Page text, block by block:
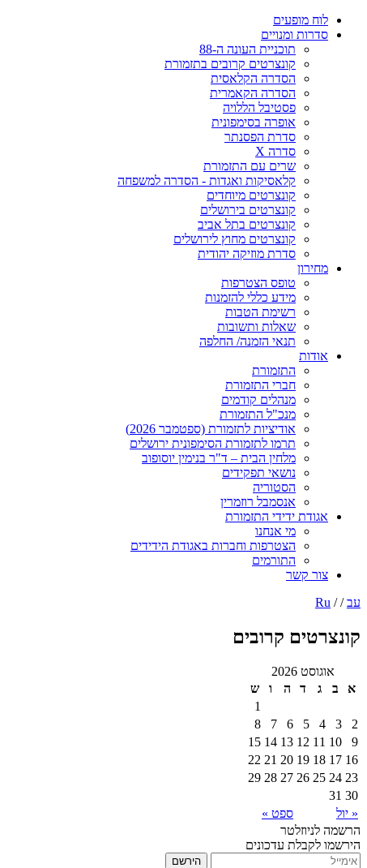
לוח מופעים
סדרות ומנויים
תוכניית העונה ה-88
קונצרטים קרובים בתזמורת
הסדרה הקלאסית
הסדרה הקאמרית
פסטיבל הללויה
אופרה בסימפונית
סדרת הפסנתר
סדרה X
שרים עם התזמורת
קלאסיקות ואגדות - הסדרה למשפחה
קונצרטים מיוחדים
קונצרטים בירושלים
קונצרטים בתל אביב
קונצרטים מחוץ לירושלים
סדרת מוזיקה יהודית
מחירון
טופס הצטרפות
מידע כללי להזמנות
רשימת הטבות
שאלות ותשובות
תנאי הזמנה/ החלפה
אודות
התזמורת
חברי התזמורת
מנהלים קודמים
מנכ"ל התזמורת
אודיציות לתזמורת (ספטמבר 2026)
תרמו לתזמורת הסימפונית ירושלים
מלחין הבית – ד"ר בנימין יוסופוב
נושאי תפקידים
הסטוריה
אנסמבל רוזמרין
אגודת ידידי התזמורת
מי אנחנו
הצטרפות וחברות באגודת הידידים
התורמים
צור קשר
עב/ /
Ru
קונצרטים קרובים
אוגוסט 2026
א
ב ג ד ה ו
ש
1
2
3
4
5
6
7
8
9
10
11
12
13
14
15
16
17
18
19
20
21
22
23
24
25
26
27
28
29
30
31
« יול
ספט »
הרשמה לניוזלטר
הירשמו לקבלת עדכונים
הירשם